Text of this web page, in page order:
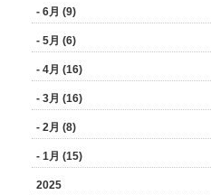
- 6月 (9)
- 5月 (6)
- 4月 (16)
- 3月 (16)
- 2月 (8)
- 1月 (15)
2025